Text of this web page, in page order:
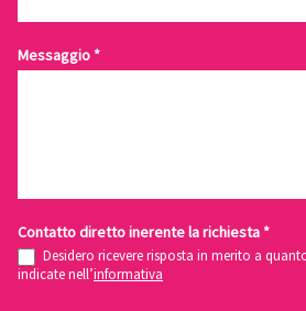
Messaggio*
Contatto diretto inerente la richiesta*
Desidero ricevere risposta in merito a
indicate nell’informativa